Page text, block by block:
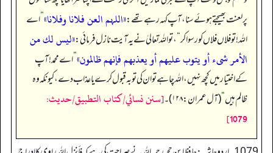
پر لعنت بھیجتے ہوئے سنا، آپ کہہ رہے تھے:«اللہم العن فلانا وفلانا»”اے
اللہ! تو فلاں فلاں کو رسوا کر“، تو اللہ تعالیٰ نے یہ آیت نازل فرمائی:«‏ليس لك من
الأمر شىء أو يتوب عليهم أو يعذبهم فإنهم ظالمون‏»”اے محمد! آپ
کے اختیار میں کچھ نہیں، اللہ چاہے تو ان کی توبہ قبول کرے یا عذاب دے، کیونکہ وہ
ظالم ہیں“(آل عمران: ۱۲۸)۔
[سنن نسائي/كتاب التطبيق/حدیث:
1079]